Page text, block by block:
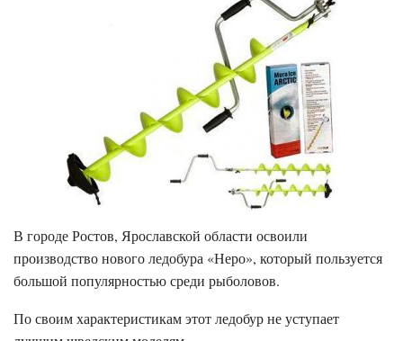
В городе Ростов, Ярославской области освоили
производство нового ледобура «Неро», который пользуется
большой популярностью среди рыболовов.
По своим характеристикам этот ледобур не уступает